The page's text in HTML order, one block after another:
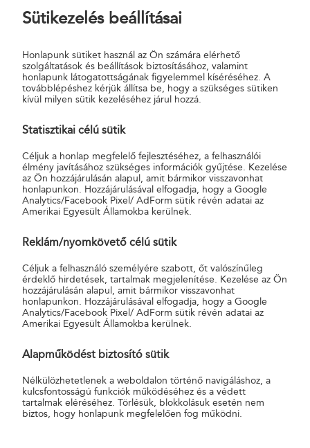
Mi az, hogy azonosított levél és hogyan
Elvesztettem az értesítőt, amit a
levélszekrényben találtam. Megkaphatom így
a levelemet?
Elsőbbségi
Ajánlott
Tértivevény
Postakész termékcsalád
Válaszküldemény
Sütikezelés beállításai
Honlapunk sütiket használ az Ön számára elérhető
szolgáltatások és beállítások biztosításához, valamint
honlapunk látogatottságának figyelemmel kíséréséhez. A
továbblépéshez kérjük állítsa be, hogy a szükséges sütiken
kívül milyen sütik kezeléséhez járul hozzá.
Statisztikai célú sütik
Céljuk a honlap megfelelő fejlesztéséhez, a felhasználói
élmény javításához szükséges információk gyűjtése. Kezelése
az Ön hozzájárulásán alapul, amit bármikor visszavonhat
honlapunkon. Hozzájárulásával elfogadja, hogy a Google
Analytics/Facebook Pixel/ AdForm sütik révén adatai az
Amerikai Egyesült Államokba kerülnek.
Reklám/nyomkövető célú sütik
Céljuk a felhasználó személyére szabott, őt valószínűleg
érdeklő hirdetések, tartalmak megjelenítése. Kezelése az Ön
hozzájárulásán alapul, amit bármikor visszavonhat
honlapunkon. Hozzájárulásával elfogadja, hogy a Google
Analytics/Facebook Pixel/ AdForm sütik révén adatai az
Amerikai Egyesült Államokba kerülnek.
Alapműködést biztosító sütik
Nélkülözhetetlenek a weboldalon történő navigáláshoz, a
kulcsfontosságú funkciók működéséhez és a védett
tartalmak eléréséhez. Törlésük, blokkolásuk esetén nem
biztos, hogy honlapunk megfelelően fog működni.